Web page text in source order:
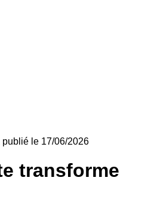
publié le 17/06/2026
transforme